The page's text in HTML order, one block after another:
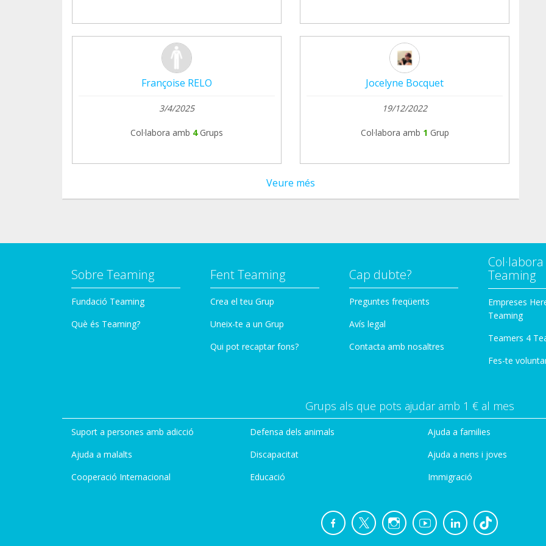
Françoise RELO
3/4/2025
Col·labora amb 4 Grups
Jocelyne Bocquet
19/12/2022
Col·labora amb 1 Grup
Veure més
Sobre Teaming
Fundació Teaming
Què és Teaming?
Fent Teaming
Crea el teu Grup
Uneix-te a un Grup
Qui pot recaptar fons?
Cap dubte?
Preguntes freqüents
Avís legal
Contacta amb nosaltres
Teaming
Empreses
Teaming
Teamers 4
Fes-te
Grups als que pots ajudar amb 1 € al mes
Suport a persones amb adicció
Ajuda a malalts
Cooperació Internacional
Defensa dels animals
Discapacitat
Educació
Ajuda a families
Ajuda a nens i joves
Immigració